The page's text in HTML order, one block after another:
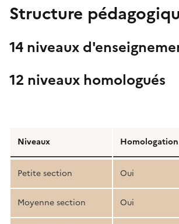
Structure
14 niveaux
12 niveaux homologués
de
la
structure
pédagogique
Niveaux Homologation
Petite section Oui
Moyenne section Oui